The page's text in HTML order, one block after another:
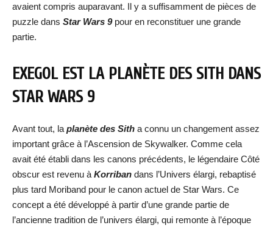
avaient compris auparavant. Il y a suffisamment de pièces de
puzzle dans Star Wars 9pour en reconstituer une grande
partie.
EXEGOL EST LA PLANÈTE DES SITH DANS
STAR WARS 9
Avant tout, la planète des Sith a connu un changement assez
important grâce à l’Ascension de Skywalker. Comme cela
avait été établi dans les canons précédents, le légendaire Côté
obscur est revenu à Korriban dans l’Univers élargi, rebaptisé
plus tard Moriband pour le canon actuel de Star Wars. Ce
concept a été développé à partir d’une grande partie de
l’ancienne tradition de l’univers élargi, qui remonte à l’époque